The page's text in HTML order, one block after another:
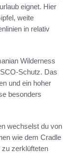
eignet. Hier
weite
in relativ
Wilderness
Schutz. Das
und ein hoher
besonders
wechselst du von
wie dem Cradle
zu zerklüfteten